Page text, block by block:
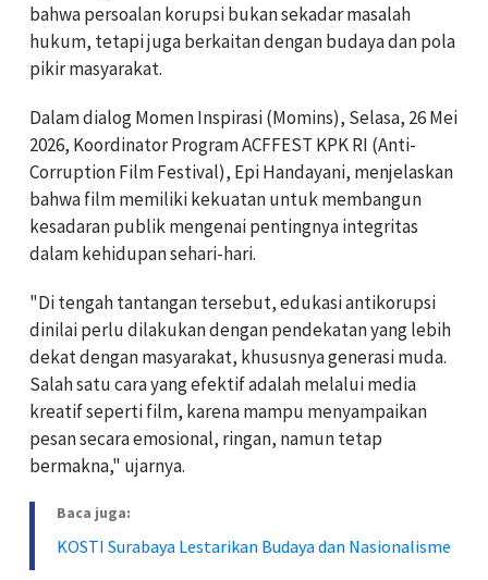
bahwa persoalan korupsi bukan sekadar masalah
hukum, tetapi juga berkaitan dengan budaya dan pola
pikir masyarakat.
Dalam dialog Momen Inspirasi (Momins), Selasa, 26 Mei
2026, Koordinator Program ACFFEST KPK RI (Anti-
Corruption Film Festival), Epi Handayani, menjelaskan
bahwa film memiliki kekuatan untuk membangun
kesadaran publik mengenai pentingnya integritas
dalam kehidupan sehari-hari.
"Di tengah tantangan tersebut, edukasi antikorupsi
dinilai perlu dilakukan dengan pendekatan yang lebih
dekat dengan masyarakat, khususnya generasi muda.
Salah satu cara yang efektif adalah melalui media
kreatif seperti film, karena mampu menyampaikan
pesan secara emosional, ringan, namun tetap
bermakna," ujarnya.
Baca juga:
KOSTI Surabaya Lestarikan Budaya dan Nasionalisme